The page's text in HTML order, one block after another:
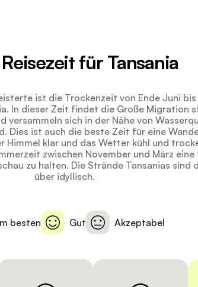
für Tansania
ist die Trockenzeit von Ende Juni
In dieser Zeit findet die Große Migration
versammeln sich in der Nähe von
Dies ist auch die beste Zeit für eine
Himmel klar und das Wetter kühl und
zwischen November und März
zu halten. Die Strände Tansanias sind
über idyllisch.
besten Gut Akzeptabel